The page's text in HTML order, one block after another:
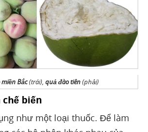
miền Bắc(trái), quả đào tiên(phải)
chế biến
như một loại thuốc. Để làm